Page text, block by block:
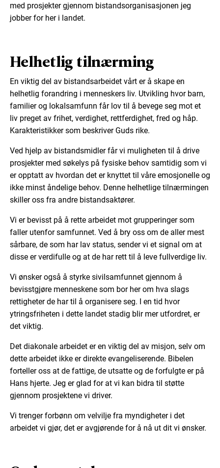
med prosjekter gjennom bistandsorganisasjonen jeg
jobber for her i landet.
Helhetlig tilnærming
En viktig del av bistandsarbeidet vårt er å skape en
helhetlig forandring i menneskers liv. Utvikling hvor barn,
familier og lokalsamfunn får lov til å bevege seg mot et
liv preget av frihet, verdighet, rettferdighet, fred og håp.
Karakteristikker som beskriver Guds rike.
Ved hjelp av bistandsmidler får vi muligheten til å drive
prosjekter med søkelys på fysiske behov samtidig som vi
er opptatt av hvordan det er knyttet til våre emosjonelle og
ikke minst åndelige behov. Denne helhetlige tilnærmingen
skiller oss fra andre bistandsaktører.
Vi er bevisst på å rette arbeidet mot grupperinger som
faller utenfor samfunnet. Ved å bry oss om de aller mest
sårbare, de som har lav status, sender vi et signal om at
disse er verdifulle og at de har rett til å leve fullverdige liv.
Vi ønsker også å styrke sivilsamfunnet gjennom å
bevisstgjøre menneskene som bor her om hva slags
rettigheter de har til å organisere seg. I en tid hvor
ytringsfriheten i dette landet stadig blir mer utfordret, er
det viktig.
Det diakonale arbeidet er en viktig del av misjon, selv om
dette arbeidet ikke er direkte evangeliserende. Bibelen
forteller oss at de fattige, de utsatte og de forfulgte er på
Hans hjerte. Jeg er glad for at vi kan bidra til støtte
gjennom prosjektene vi driver.
Vi trenger forbønn om velvilje fra myndigheter i det
arbeidet vi gjør, det er avgjørende for å nå ut dit vi ønsker.